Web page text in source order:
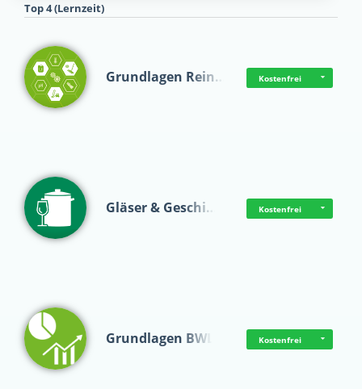
Top 4 (Lernzeit)
Grundlagen Rein… Kostenfrei
Gläser & Geschi… Kostenfrei
Grundlagen BWL Kostenfrei